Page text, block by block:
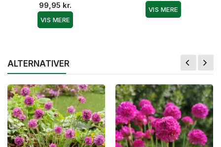
99,95 kr.
VIS MERE
VIS MERE
ALTERNATIVER